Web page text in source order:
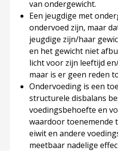
van ondergewicht.
Een jeugdige met
ondervoed zijn, maar
jeugdige zijn/haar
en het gewicht niet
licht voor zijn leeftijd
maar is er geen reden
Ondervoeding is een
structurele disbalans
voedingsbehoefte en
waardoor toenemende
eiwit en andere
meetbaar nadelige